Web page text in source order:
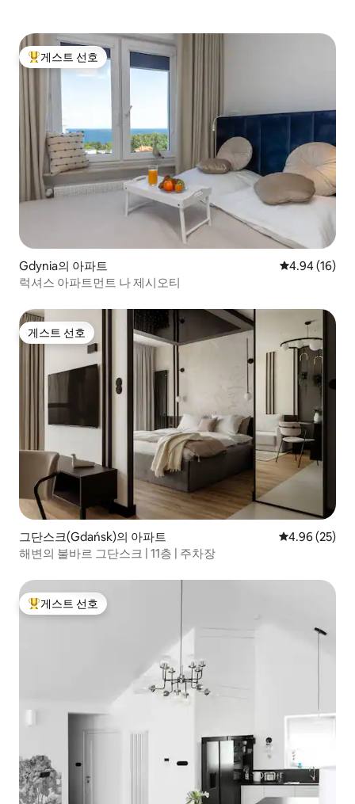
상위 게스트 선호
게스트 선호
Gdynia의 아파트 평점 4.94점(5
4.94 (16)
럭셔스 아파트먼트 나 제시오티
게스트 선호
게스트 선호
그단스크(Gdańsk)의 아파트 평점 4.96점(5
4.96 (25)
해변의 불바르 그단스크 | 11층 | 주차장
상위 게스트 선호
게스트 선호